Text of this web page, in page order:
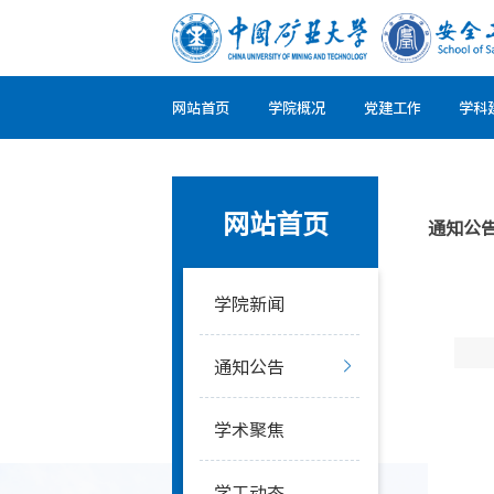
网站首页 学院概况 党建工作 学科
网站首页
学院新闻
通知公告
学术聚焦
通知公